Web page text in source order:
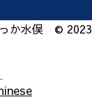
か水俣 © 2023